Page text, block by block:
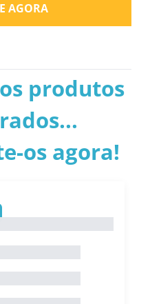
AGORA
produtos
os agora!